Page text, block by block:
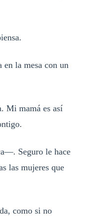
en la mesa con un
Mi mamá es así
Seguro le hace
las mujeres que
como si no